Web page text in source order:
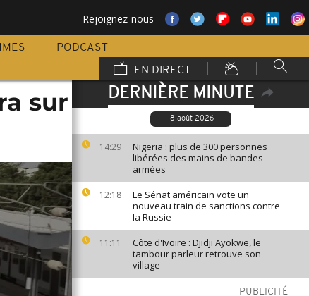
Rejoignez-nous
PODCAST
EN DIRECT
DERNIÈRE MINUTE
8 août 2026
14:29
Nigeria : plus de 300 personnes
libérées des mains de bandes
armées
12:18
Le Sénat américain vote un
nouveau train de sanctions contre
la Russie
11:11
Côte d'Ivoire : Djidji Ayokwe, le
tambour parleur retrouve son
village
PUBLICITÉ
sur